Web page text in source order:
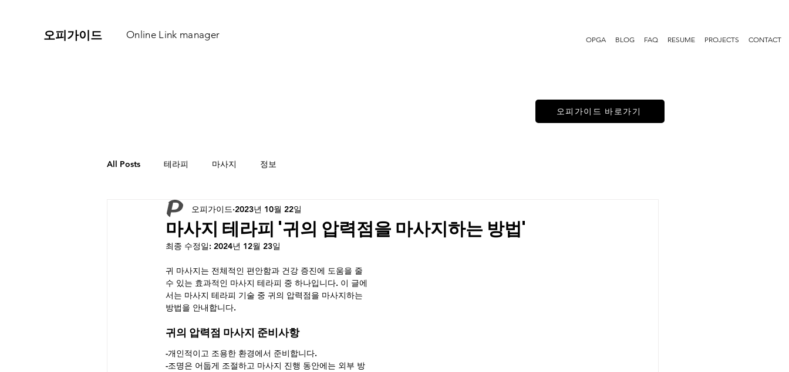
​오피가이드 Online Link manager OPGA BLOG FAQ RESUME PROJECTS CONTACT
오피가이드 바로가기
All Posts 테라피 마사지 정보
마사지 테라피 '귀의 압력점을 마사지하는 방법'
오피가이드 2023년 10월 22일
최종 수정일: 2024년 12월 23일
귀 마사지는 전체적인 편안함과 건강 증진에 도움을 줄
수 있는 효과적인 마사지 테라피 중 하나입니다. 이 글에
서는 마사지 테라피 기술 중 귀의 압력점을 마사지하는
방법을 안내합니다.
귀의 압력점 마사지 준비사항
-개인적이고 조용한 환경에서 준비합니다.
-조명은 어둡게 조절하고 마사지 진행 동안에는 외부 방